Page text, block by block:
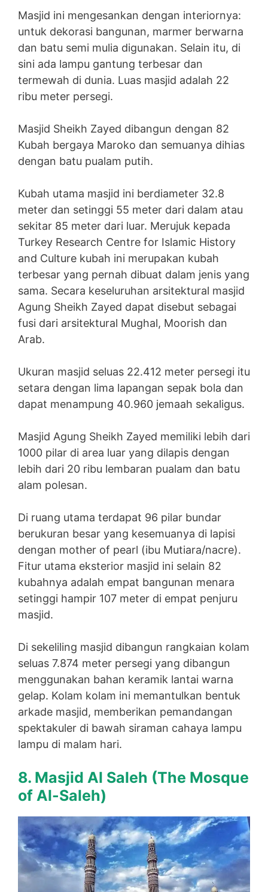
Masjid ini mengesankan dengan interiornya:
untuk dekorasi bangunan, marmer berwarna
dan batu semi mulia digunakan. Selain itu, di
sini ada lampu gantung terbesar dan
termewah di dunia. Luas masjid adalah 22
ribu meter persegi.
Masjid Sheikh Zayed dibangun dengan 82
Kubah bergaya Maroko dan semuanya dihias
dengan batu pualam putih.
Kubah utama masjid ini berdiameter 32.8
meter dan setinggi 55 meter dari dalam atau
sekitar 85 meter dari luar. Merujuk kepada
Turkey Research Centre for Islamic History
and Culture kubah ini merupakan kubah
terbesar yang pernah dibuat dalam jenis yang
sama. Secara keseluruhan arsitektural masjid
Agung Sheikh Zayed dapat disebut sebagai
fusi dari arsitektural Mughal, Moorish dan
Arab.
Ukuran masjid seluas 22.412 meter persegi itu
setara dengan lima lapangan sepak bola dan
dapat menampung 40.960 jemaah sekaligus.
Masjid Agung Sheikh Zayed memiliki lebih dari
1000 pilar di area luar yang dilapis dengan
lebih dari 20 ribu lembaran pualam dan batu
alam polesan.
Di ruang utama terdapat 96 pilar bundar
berukuran besar yang kesemuanya di lapisi
dengan mother of pearl (ibu Mutiara/nacre).
Fitur utama eksterior masjid ini selain 82
kubahnya adalah empat bangunan menara
setinggi hampir 107 meter di empat penjuru
masjid.
Di sekeliling masjid dibangun rangkaian kolam
seluas 7.874 meter persegi yang dibangun
menggunakan bahan keramik lantai warna
gelap. Kolam kolam ini memantulkan bentuk
arkade masjid, memberikan pemandangan
spektakuler di bawah siraman cahaya lampu
lampu di malam hari.
8. Masjid Al Saleh (The Mosque
of Al-Saleh)